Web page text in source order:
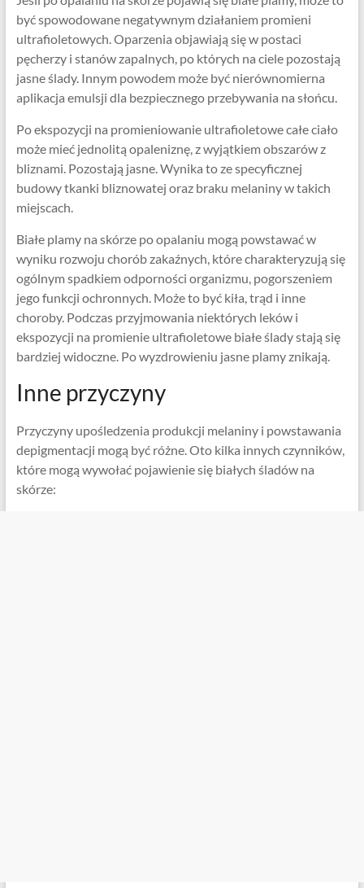
być spowodowane negatywnym działaniem promieni
ultrafioletowych. Oparzenia objawiają się w postaci
pęcherzy i stanów zapalnych, po których na ciele pozostają
jasne ślady. Innym powodem może być nierównomierna
aplikacja emulsji dla bezpiecznego przebywania na słońcu.
Po ekspozycji na promieniowanie ultrafioletowe całe ciało
może mieć jednolitą opaleniznę, z wyjątkiem obszarów z
bliznami. Pozostają jasne. Wynika to ze specyficznej
budowy tkanki bliznowatej oraz braku melaniny w takich
miejscach.
Białe plamy na skórze po opalaniu mogą powstawać w
wyniku rozwoju chorób zakaźnych, które charakteryzują się
ogólnym spadkiem odporności organizmu, pogorszeniem
jego funkcji ochronnych. Może to być kiła, trąd i inne
choroby. Podczas przyjmowania niektórych leków i
ekspozycji na promienie ultrafioletowe białe ślady stają się
bardziej widoczne. Po wyzdrowieniu jasne plamy znikają.
Inne przyczyny
Przyczyny upośledzenia produkcji melaniny i powstawania
depigmentacji mogą być różne. Oto kilka innych czynników,
które mogą wywołać pojawienie się białych śladów na
skórze: